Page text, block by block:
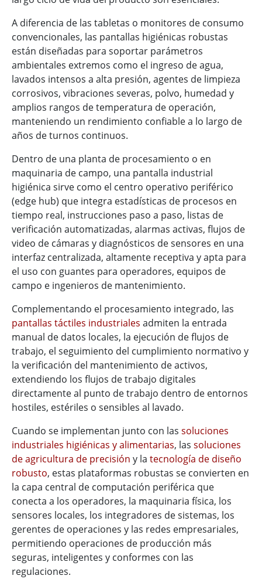
A diferencia de las tabletas o monitores de consumo
convencionales, las pantallas higiénicas robustas
están diseñadas para soportar parámetros
ambientales extremos como el ingreso de agua,
lavados intensos a alta presión, agentes de limpieza
corrosivos, vibraciones severas, polvo, humedad y
amplios rangos de temperatura de operación,
manteniendo un rendimiento confiable a lo largo de
años de turnos continuos.
Dentro de una planta de procesamiento o en
maquinaria de campo, una pantalla industrial
higiénica sirve como el centro operativo periférico
(edge hub) que integra estadísticas de procesos en
tiempo real, instrucciones paso a paso, listas de
verificación automatizadas, alarmas activas, flujos de
video de cámaras y diagnósticos de sensores en una
interfaz centralizada, altamente receptiva y apta para
el uso con guantes para operadores, equipos de
campo e ingenieros de mantenimiento.
Complementando el procesamiento integrado, las
pantallas táctiles industriales admiten la entrada
manual de datos locales, la ejecución de flujos de
trabajo, el seguimiento del cumplimiento normativo y
la verificación del mantenimiento de activos,
extendiendo los flujos de trabajo digitales
directamente al punto de trabajo dentro de entornos
hostiles, estériles o sensibles al lavado.
Cuando se implementan junto con las soluciones
industriales higiénicas y alimentarias, las soluciones
de agricultura de precisión y la tecnología de diseño
robusto, estas plataformas robustas se convierten en
la capa central de computación periférica que
conecta a los operadores, la maquinaria física, los
sensores locales, los integradores de sistemas, los
gerentes de operaciones y las redes empresariales,
permitiendo operaciones de producción más
seguras, inteligentes y conformes con las
regulaciones.